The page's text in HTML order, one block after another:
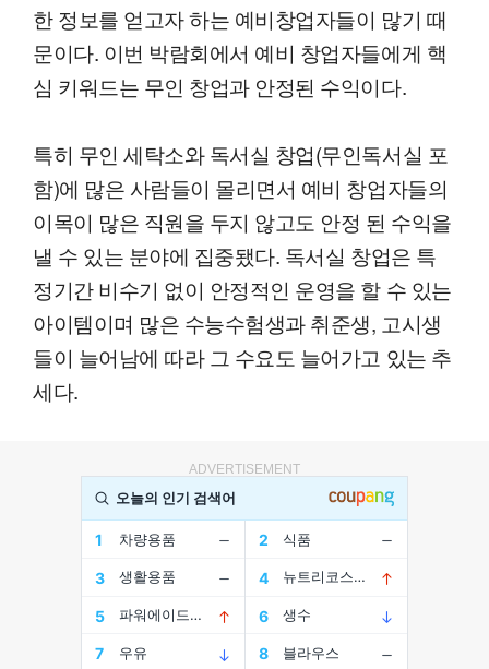
한 정보를 얻고자 하는 예비창업자들이 많기 때
문이다. 이번 박람회에서 예비 창업자들에게 핵
심 키워드는 무인 창업과 안정된 수익이다.
특히 무인 세탁소와 독서실 창업(무인독서실 포
함)에 많은 사람들이 몰리면서 예비 창업자들의
이목이 많은 직원을 두지 않고도 안정 된 수익을
낼 수 있는 분야에 집중됐다. 독서실 창업은 특
정기간 비수기 없이 안정적인 운영을 할 수 있는
아이템이며 많은 수능수험생과 취준생, 고시생
들이 늘어남에 따라 그 수요도 늘어가고 있는 추
세다.
ADVERTISEMENT